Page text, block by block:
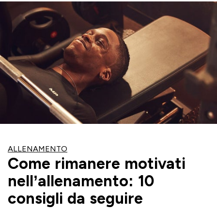
ALLENAMENTO
Come rimanere motivati
nell’allenamento: 10
consigli da seguire